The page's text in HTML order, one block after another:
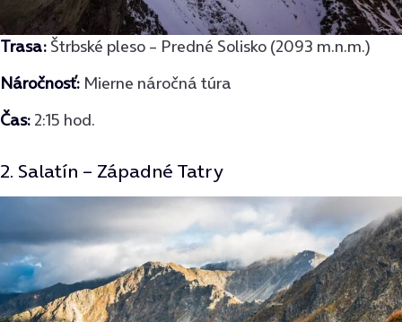
Trasa: Štrbské pleso – Predné Solisko (2093 m.n.m.)
Náročnosť: Mierne náročná túra
Čas: 2:15 hod.
2. Salatín – Západné Tatry